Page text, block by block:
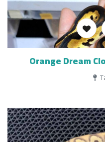
Orange Dream